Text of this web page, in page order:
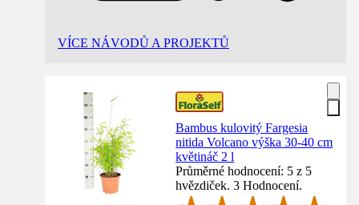
VÍCE NÁVODŮ A PROJEKTŮ
Bambus kulovitý Fargesia
nitida Volcano výška 30-40 cm
květináč 2 l
Průměrné hodnocení: 5 z 5
hvězdiček. 3 Hodnocení.